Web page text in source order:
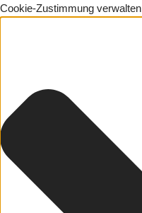
Cookie-Zustimmung verwalten